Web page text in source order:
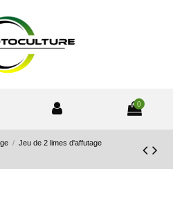
0
Jeu de 2 limes d'affutage